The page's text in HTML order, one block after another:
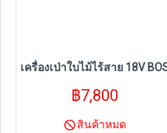
เครื่องเป่าใบไม้ไร้สาย 18V
฿7,800
สินค้าหมด